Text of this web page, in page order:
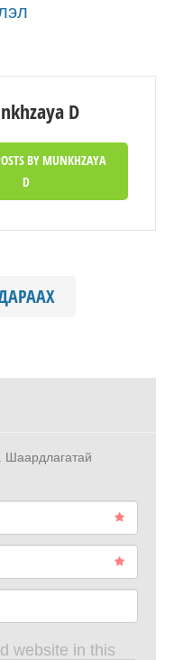
D
BY MUNKHZAYA
D
Шаардлагатай
website in this